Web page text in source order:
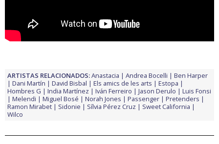
ARTISTAS RELACIONADOS:Anastacia Andrea Bocelli
Ben Harper
Dani Martín
David Bisbal Els amics de les arts
Estopa
Hombres G
India Martínez Iván Ferreiro Jason Derulo
Luis Fonsi
Melendi
Miguel Bosé Norah Jones Passenger
Pretenders
Ramon Mirabet
Sidonie Sílvia Pérez Cruz
Sweet California
Wilco